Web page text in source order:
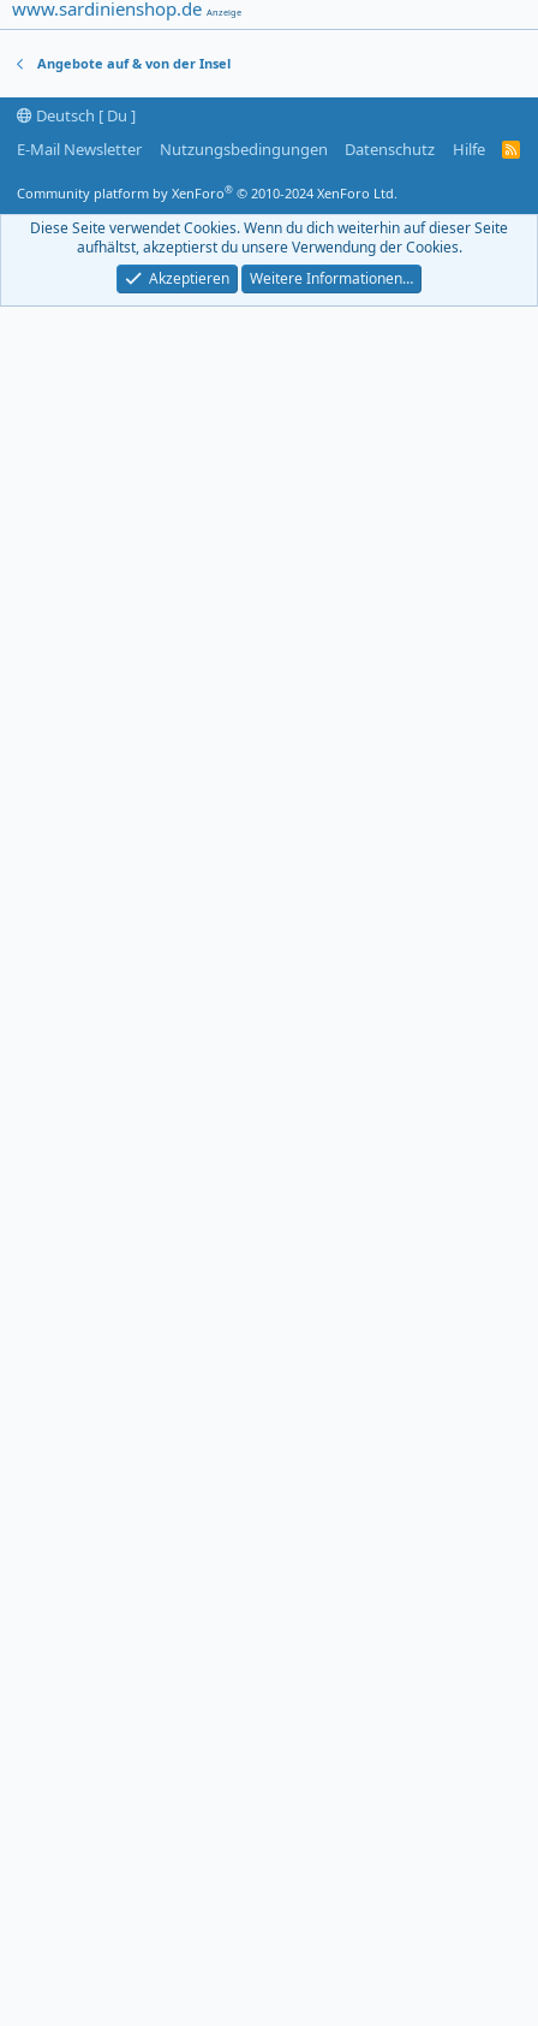
www.sardinienshop.de Anzeige
Angebote auf & von der Insel
Deutsch [ Du ]
E-Mail Newsletter
Nutzungsbedingungen Datenschutz Hilfe
R
F
Community platform by XenForo® © 2010-2024 XenForo Ltd.
Diese Seite verwendet Cookies. Wenn du dich weiterhin auf dieser Seite
aufhältst, akzeptierst du unsere Verwendung der Cookies.
Akzeptieren
Weitere Informationen…